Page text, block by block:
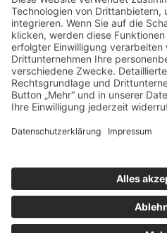
Kontakt
Facebook
Impressum
Datenschutz